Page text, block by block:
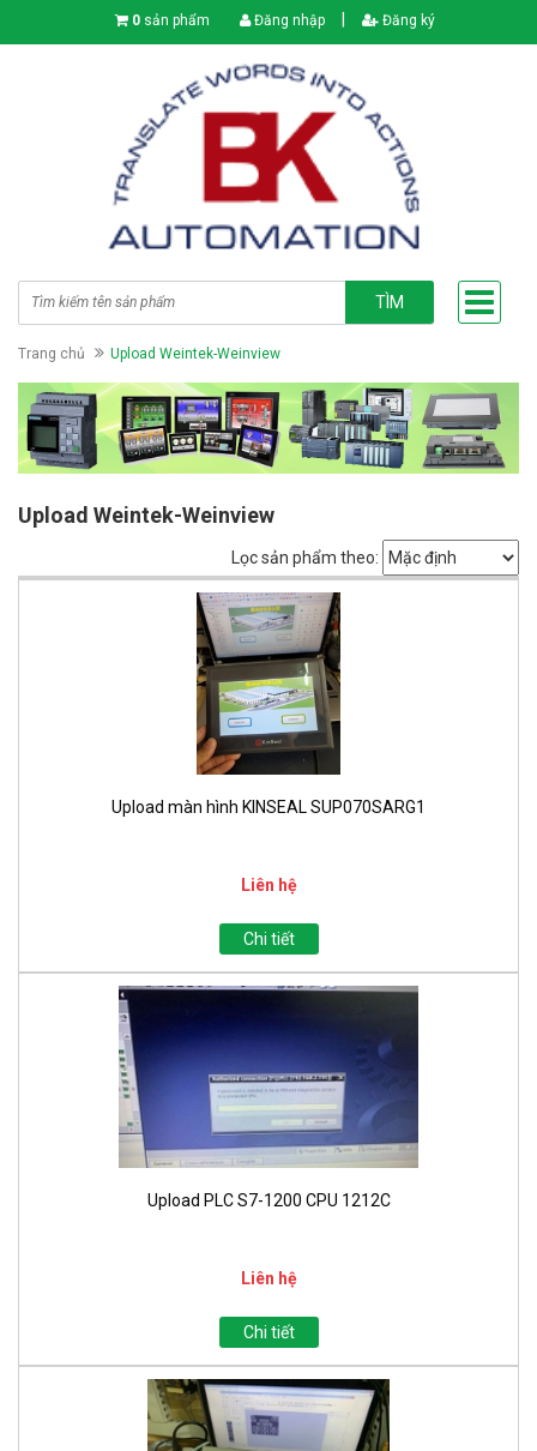
0 sản phẩm Đăng nhập Đăng ký
TÌM
Trang chủ Upload Weintek-Weinview
Upload Weintek-Weinview
Lọc sản phẩm theo:
Upload màn hình KINSEAL SUP070SARG1
Liên hệ
Chi tiết
Upload PLC S7-1200 CPU 1212C
Liên hệ
Chi tiết